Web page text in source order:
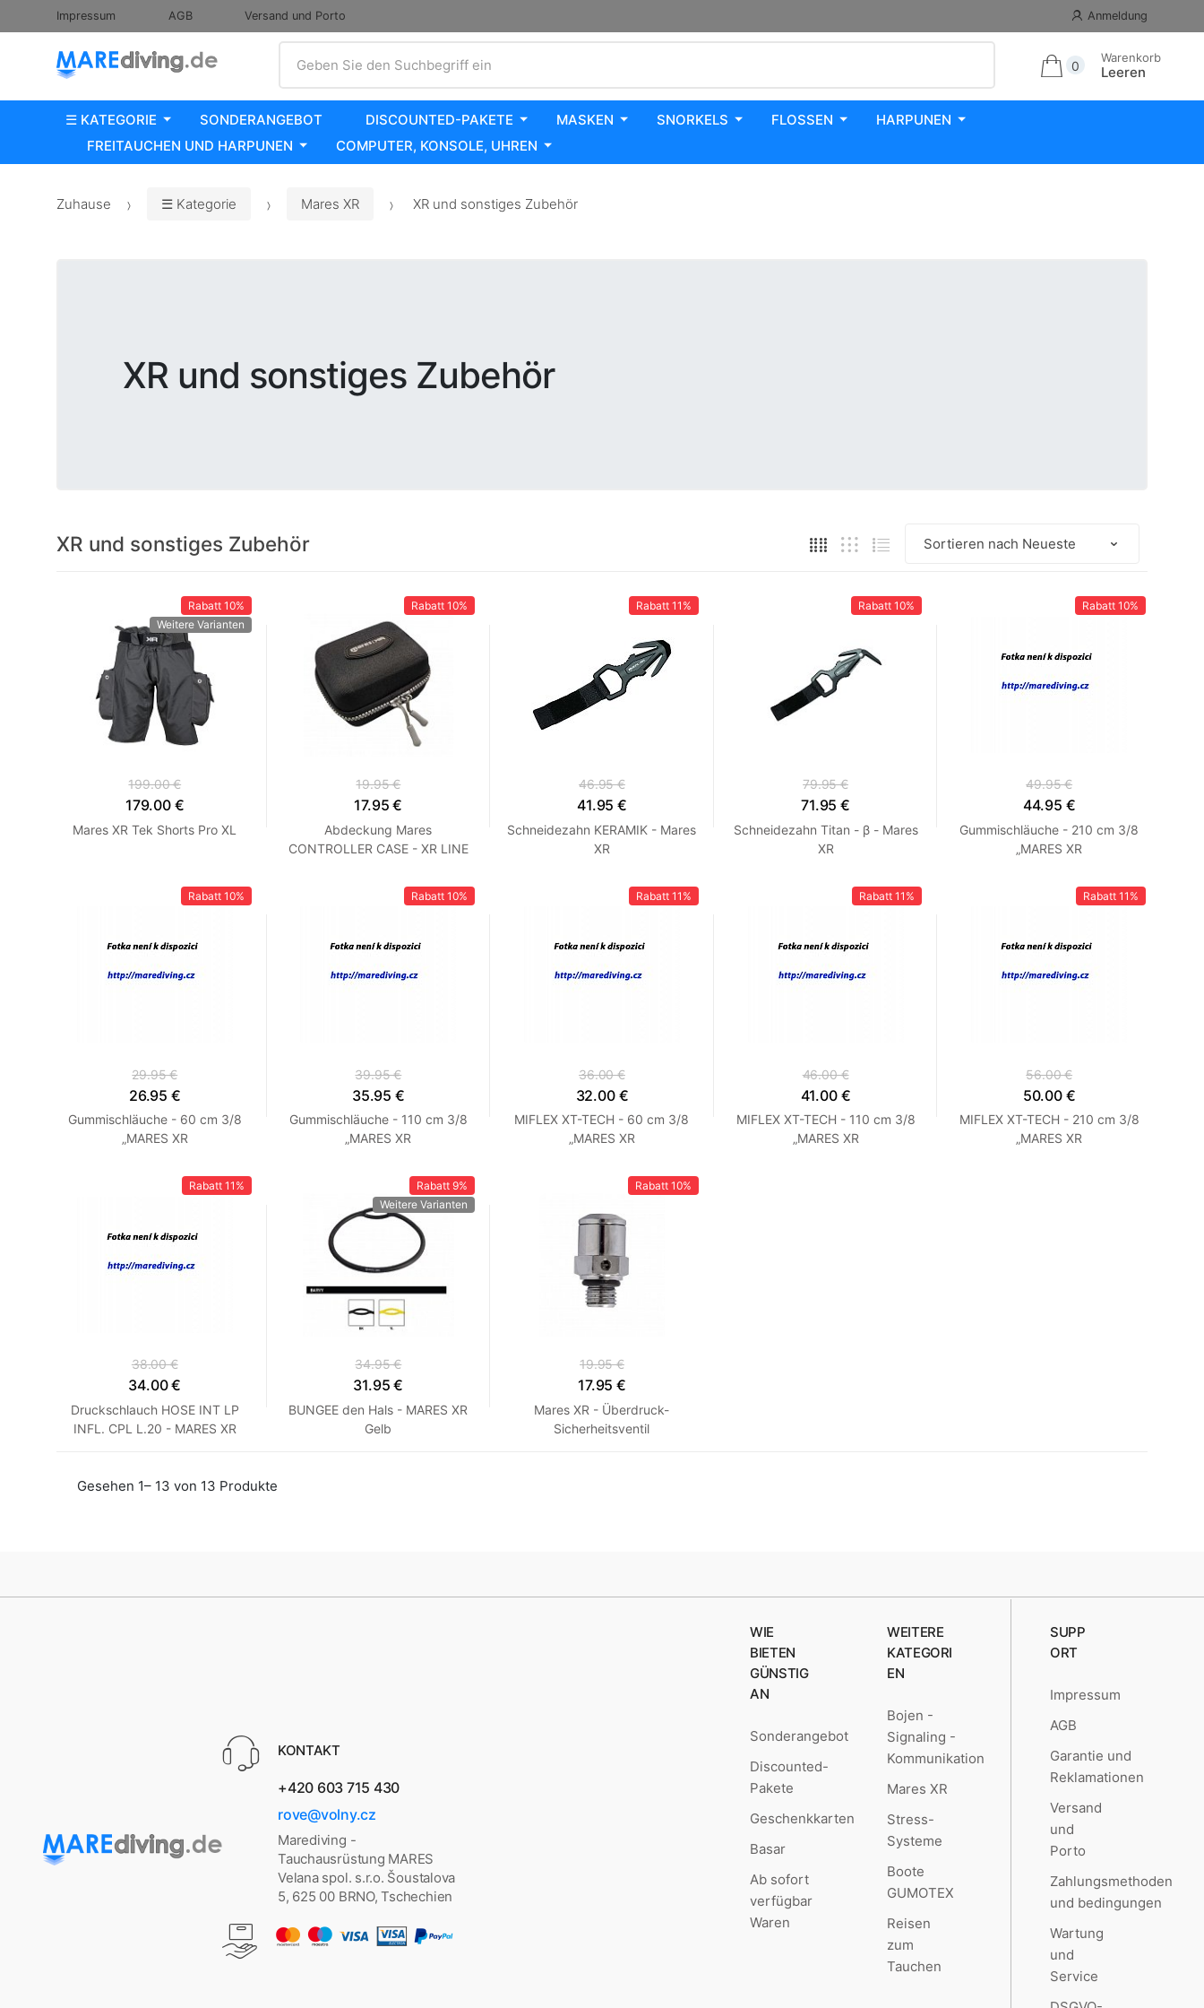
Impressum AGB Versand und Porto Anmeldung
Geben Sie den Suchbegriff ein
0
Warenkorb
Leeren
☰ KATEGORIE SONDERANGEBOT DISCOUNTED-PAKETE MASKEN SNORKELS FLOSSEN
HARPUNEN
FREITAUCHEN UND HARPUNEN
COMPUTER, KONSOLE, UHREN
Zuhause ☰ Kategorie Mares XR XR und sonstiges Zubehör
XR und sonstiges Zubehör
XR und sonstiges Zubehör
Rabatt 10%
Weitere Varianten
199.00 €
179.00 €
Mares XR Tek Shorts Pro XL
Rabatt10%
19.95 €
17.95 €
Abdeckung Mares
CONTROLLER CASE - XR LINE
Rabatt 11%
46.95 €
41.95 €
Schneidezahn KERAMIK - Mares
XR
Rabatt10%
79.95 €
71.95 €
Schneidezahn Titan - β - Mares
XR
Rabatt 10%
49.95 €
44.95 €
Gummischläuche - 210 cm 3/8
„MARES XR
Rabatt 10%
29.95 €
26.95 €
Gummischläuche - 60 cm 3/8
„MARES XR
Rabatt10%
39.95 €
35.95 €
Gummischläuche - 110 cm 3/8
„MARES XR
Rabatt 11%
36.00 €
32.00 €
MIFLEX XT-TECH - 60 cm 3/8
„MARES XR
Rabatt11%
46.00 €
41.00 €
MIFLEX XT-TECH - 110 cm 3/8
„MARES XR
Rabatt 11%
56.00 €
50.00 €
MIFLEX XT-TECH - 210 cm 3/8
„MARES XR
Rabatt 11%
38.00 €
34.00 €
Druckschlauch HOSE INT LP
INFL. CPL L.20 - MARES XR
Rabatt9%
Weitere Varianten
34.95 €
31.95 €
BUNGEE den Hals - MARES XR
Gelb
Rabatt 10%
19.95 €
17.95 €
Mares XR - Überdruck-
Sicherheitsventil
Gesehen 1– 13 von 13 Produkte
KONTAKT
+420 603 715 430
rove@volny.cz
Marediving -
Tauchausrüstung MARES
Velana spol. s.r.o. Šoustalova
5, 625 00 BRNO, Tschechien
WIE
BIETEN
GÜNSTIG
AN
Sonderangebot
Discounted-
Pakete
Geschenkkarten
Basar
Ab sofort
verfügbar
Waren
WEITERE
KATEGORI
EN
Bojen -
Signaling -
Kommunikation
Mares XR
Stress-
Systeme
Boote
GUMOTEX
Reisen
zum
Tauchen
SUPP
ORT
Impressum
AGB
Garantie und
Reklamationen
Versand
und
Porto
Zahlungsmethoden
und bedingungen
Wartung
und
Service